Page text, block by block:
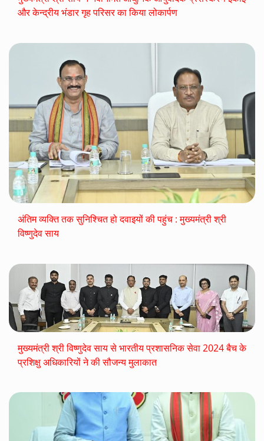
और केन्द्रीय भंडार गृह परिसर का किया लोकार्पण
अंतिम व्यक्ति तक सुनिश्चित हो दवाइयों की पहुंच : मुख्यमंत्री श्री
विष्णुदेव साय
मुख्यमंत्री श्री विष्णुदेव साय से भारतीय प्रशासनिक सेवा 2024 बैच के
प्रशिक्षु अधिकारियों ने की सौजन्य मुलाकात